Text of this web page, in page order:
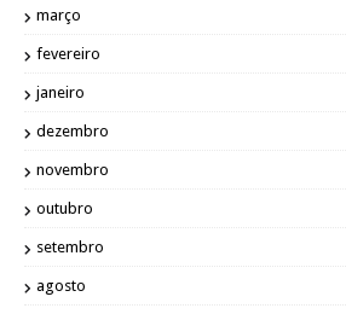
março
fevereiro
janeiro
dezembro
novembro
outubro
setembro
agosto